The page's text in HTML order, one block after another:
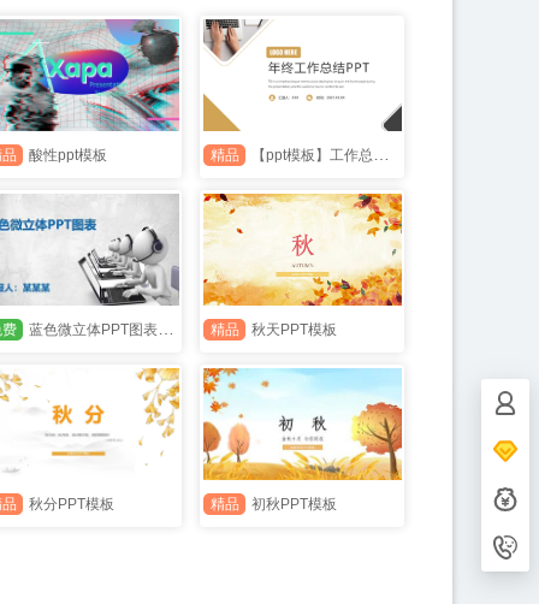
酸性ppt模板 精品 【ppt模板】工作总结ppt模板
蓝色微立体PPT图表PPT模板 精品 秋天PPT模板
秋分PPT模板 精品 初秋PPT模板